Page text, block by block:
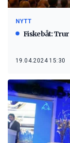
NYTT
Fiskebåt:
19.04.2024 15:30